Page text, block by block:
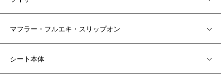
マフラー・フルエキ・スリップオン
シート本体